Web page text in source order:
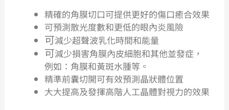
精確的角膜切口可提供更好的傷口癒合效果
可預測散光度數和更低的眼內炎風險
可減少超聲波乳化時間和能量
可減少損害角膜內皮細胞和其他並發症，
例如：角膜和黃斑水腫等。
精準前囊切開可有效預測晶狀體位置
大大提高及發揮高階人工晶體對視力的效果